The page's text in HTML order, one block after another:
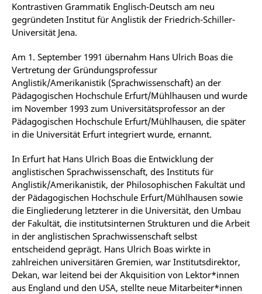
Kontrastiven Grammatik Englisch-Deutsch am neu
gegründeten Institut für Anglistik der Friedrich-Schiller-
Universität Jena.
Am 1. September 1991 übernahm Hans Ulrich Boas die
Vertretung der Gründungsprofessur
Anglistik/Amerikanistik (Sprachwissenschaft) an der
Pädagogischen Hochschule Erfurt/Mühlhausen und wurde
im November 1993 zum Universitätsprofessor an der
Pädagogischen Hochschule Erfurt/Mühlhausen, die später
in die Universität Erfurt integriert wurde, ernannt.
In Erfurt hat Hans Ulrich Boas die Entwicklung der
anglistischen Sprachwissenschaft, des Instituts für
Anglistik/Amerikanistik, der Philosophischen Fakultät und
der Pädagogischen Hochschule Erfurt/Mühlhausen sowie
die Eingliederung letzterer in die Universität, den Umbau
der Fakultät, die institutsinternen Strukturen und die Arbeit
in der anglistischen Sprachwissenschaft selbst
entscheidend geprägt. Hans Ulrich Boas wirkte in
zahlreichen universitären Gremien, war Institutsdirektor,
Dekan, war leitend bei der Akquisition von Lektor*innen
aus England und den USA, stellte neue Mitarbeiter*innen